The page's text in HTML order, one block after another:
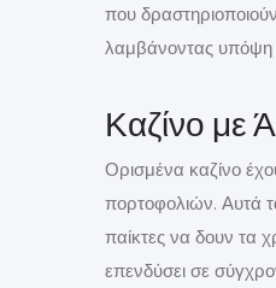
που
λαμβάνοντας υπόψη
Καζίνο με
Ορισμένα καζίνο
πορτοφολιών. Αυτά
παίκτες να δουν τα
επενδύσει σε